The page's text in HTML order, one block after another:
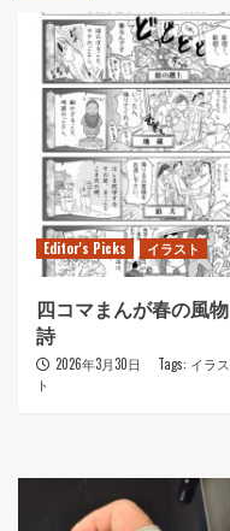
Editor's Picks イラスト
四コマまんが春の風物
詩
2026年3月30日 Tags: イラス
ト